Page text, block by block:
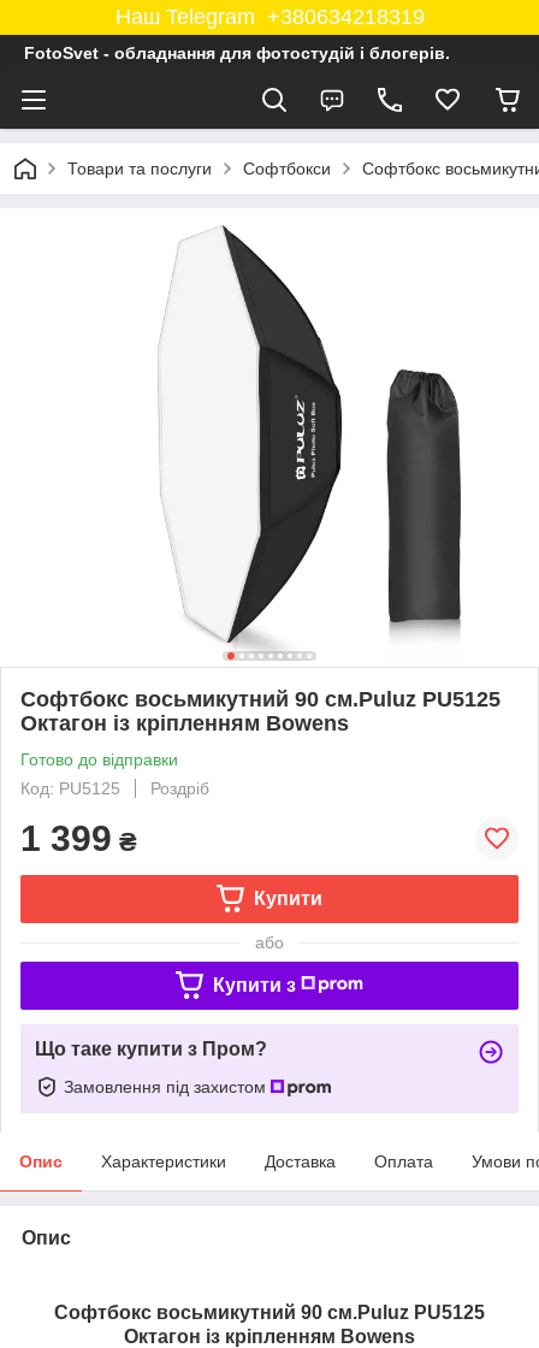
Наш Telegram +380634218319
FotoSvet - обладнання для фотостудій і блогерів.
Товари та послуги Софтбокси Софтбокс
Софтбокс восьмикутний 90 см.Puluz PU5125
Октагон із кріпленням Bowens
Готово до відправки
Код: PU5125
Роздріб
1 399 ₴
Купити
або
Купити з
Що таке купити з Пром?
Замовлення під захистом
Опис Характеристики Доставка Оплата Умови
Опис
Софтбокс восьмикутний 90 см.Puluz PU5125
Октагон із кріпленням Bowens